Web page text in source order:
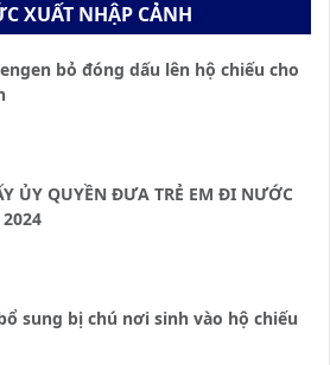
XUẤT NHẬP CẢNH
bỏ đóng dấu lên hộ chiếu cho
ỦY QUYỀN ĐƯA TRẺ EM ĐI NƯỚC
sung bị chú nơi sinh vào hộ chiếu